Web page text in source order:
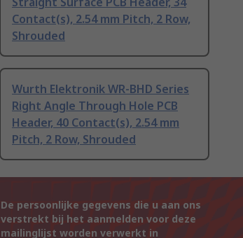
Contact(s), 2.54 mm Pitch, 2 Row,
Shrouded
Wurth Elektronik WR-BHD Series
Right Angle Through Hole PCB
Header, 40 Contact(s), 2.54 mm
Pitch, 2 Row, Shrouded
De persoonlijke gegevens die u aan ons
verstrekt bij het aanmelden voor deze
mailinglijst worden verwerkt in